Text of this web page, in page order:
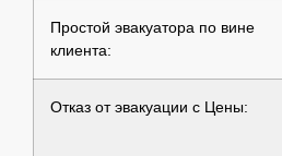
Простой эвакуатора по вине
клиента:
Отказ от эвакуации с Цены: